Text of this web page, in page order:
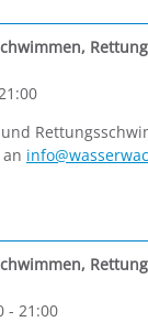
- 21:00